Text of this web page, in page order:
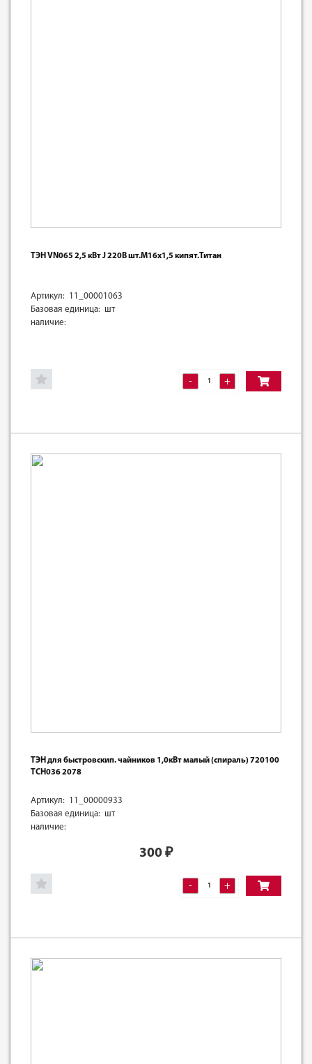
ТЭН VN065 2,5 кВт J 220В шт.М16х1,5 кипят.Титан
Артикул: 11_00001063
Базовая единица: шт
наличие:
- +
ТЭН для быстровскип. чайников 1,0кВт малый (спираль) 720100
TCH036 2078
Артикул: 11_00000933
Базовая единица: шт
наличие:
300 ₽
- +